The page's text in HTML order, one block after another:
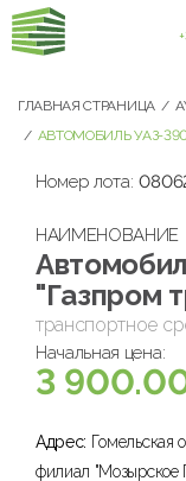
ГЛАВНАЯ СТРАНИЦА
АВТОМОБИЛЬ УАЗ-
Номер лота:
НАИМЕНОВАНИЕ
"Газпром
транспортное
Начальная цена:
3
Адрес: Гомельская
филиал "Мозырское